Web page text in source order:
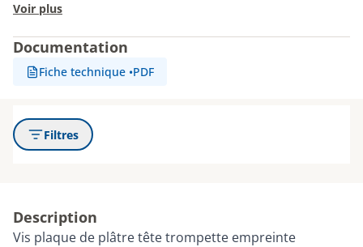
Voir plus
Documentation
Fiche technique •PDF
Filtres
Description
Vis plaque de plâtre tête trompette empreinte